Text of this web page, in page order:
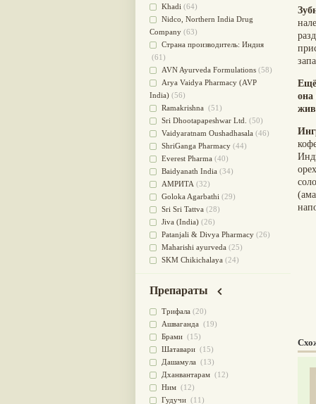
Ещё
она
ЦНС(47)
для суставов(47)
Лечит опухоли и отеки
Для медитации(44)
выводит токсины
Для здоровья печени(41)
Для тела(39)
для очищения крови
При диабете (38)
Антиоксидант(37)
Для Капха(Кафа) доши(37)
От паразитов(37)
При расстройстве желудка
Успокоительное(36)
Для глаз(34)
от геморроя(34)
Противовоспалительное
Для Питта доши
Для сердца(32)
Для сосудов головного мозга
(32)
Для лица(31)
Употребление в пищу
Ароматерапия(29)
Жаропонижающее
для памяти (28)
для почек(28)
Обезболивающие (28)
Слабительное
Афродизиак(27)
Khadi (64)
Nidсo, Northern India Drug
Company (63)
Страна производитель: Индия
(61)
AVN Ayurveda Formulations (58)
Arya Vaidya Pharmacy (AVP
India) (56)
Ramakrishna (51)
Sri Dhootapapeshwar Ltd. (50)
Vaidyaratnam Oushadhasala (46)
ShriGanga Pharmacy (44)
Everest Pharma (40)
Baidyanath India (34)
АМРИТА (32)
Goloka Agarbathi (29)
Sri Sri Tattva (28)
Jiva (India) (26)
Patanjali & Divya Pharmacy (26)
Maharishi ayurveda (25)
SKM Chikichalaya (24)
CONCENTRATES LTD (India)
CHARAK PHARMA
Satya Sai(20)
Vyas(20)
Bipha(19)
Kerala Ayurveda
Organic India pvt ltd
Lalita (16)
Ashtang Herbals
Препараты
Трифала (20)
Ашваганда (19)
Брами (15)
Шатавари (15)
Дашамула (13)
Дханвантарам (12)
Ним (12)
Гудучи (11)